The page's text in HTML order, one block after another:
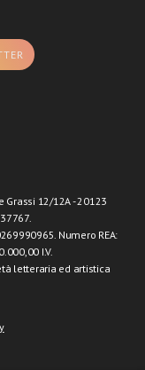
Grassi 12/12A - 20123
Numero REA:
I.V.
letteraria ed artistica